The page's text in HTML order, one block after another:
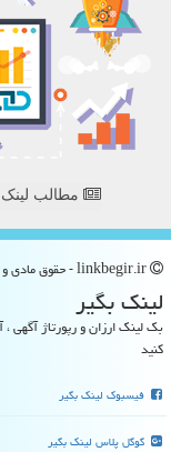
مطالب لینک
لینك بگیر
بک لینک ارزان و رپورتاژ آگهی
کنید
فیسبوک لینک بگیر
گوگل پلاس لینک بگیر